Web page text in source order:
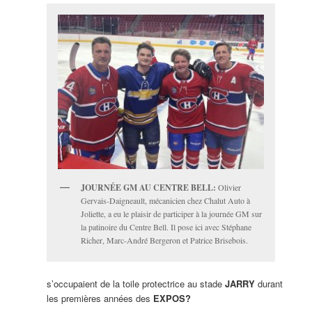
JOURNÉE GM AU CENTRE BELL: Olivier
Gervais-Daigneault, mécanicien chez Chalut Auto à
Joliette, a eu le plaisir de participer à la journée GM sur
la patinoire du Centre Bell. Il pose ici avec Stéphane
Richer, Marc-André Bergeron et Patrice Brisebois.
s’occupaient de la toile protectrice au stade JARRYdurant
les premières années des EXPOS?